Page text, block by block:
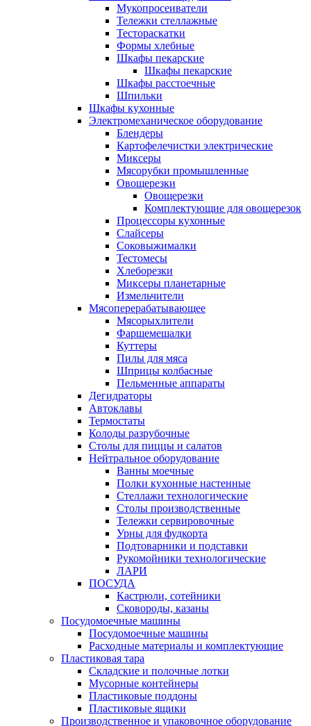
Мукопросеиватели
Тележки стеллажные
Тестораскатки
Формы хлебные
Шкафы пекарские
Шкафы пекарские
Шкафы расстоечные
Шпильки
Шкафы кухонные
Электромеханическое оборудование
Блендеры
Картофелечистки электрические
Миксеры
Мясорубки промышленные
Овощерезки
Овощерезки
Комплектующие для овощерезок
Процессоры кухонные
Слайсеры
Соковыжималки
Тестомесы
Хлеборезки
Миксеры планетарные
Измельчители
Мясоперерабатывающее
Мясорыхлители
Фаршемешалки
Куттеры
Пилы для мяса
Шприцы колбасные
Пельменные аппараты
Дегидраторы
Автоклавы
Термостаты
Колоды разрубочные
Столы для пиццы и салатов
Нейтральное оборудование
Ванны моечные
Полки кухонные настенные
Стеллажи технологические
Столы производственные
Тележки сервировочные
Урны для фудкорта
Подтоварники и подставки
Рукомойники технологические
ЛАРИ
ПОСУДА
Кастрюли, сотейники
Сковороды, казаны
Посудомоечные машины
Посудомоечные машины
Расходные материалы и комплектующие
Пластиковая тара
Складские и полочные лотки
Мусорные контейнеры
Пластиковые поддоны
Пластиковые ящики
Производственное и упаковочное оборудование